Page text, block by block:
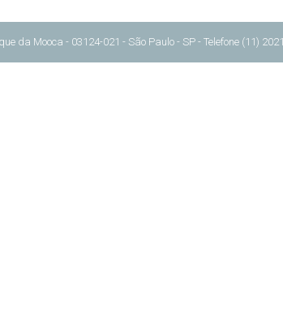
da Mooca - 03124-021 - São Paulo - SP - Telefone (11)